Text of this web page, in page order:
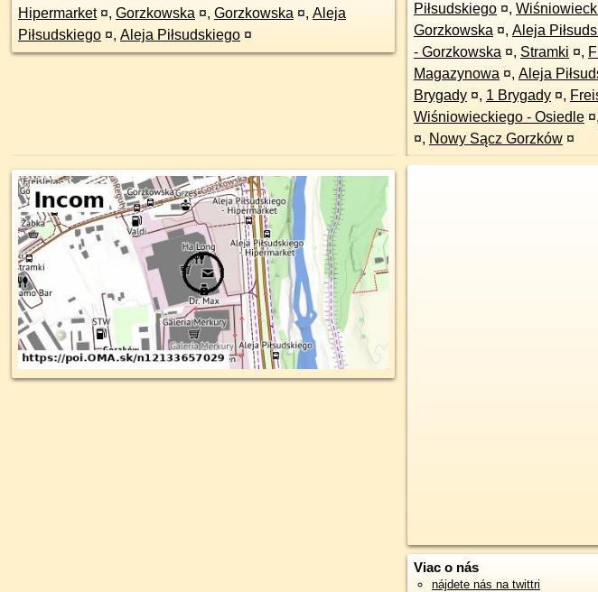
Hipermarket ¤, Gorzkowska ¤, Gorzkowska ¤, Aleja
Piłsudskiego ¤, Aleja Piłsudskiego ¤
Piłsudskiego ¤,
Gorzkowska ¤, Aleja
- Gorzkowska ¤, Stramki ¤,
Magazynowa ¤, Aleja
Brygady ¤, 1 Brygady ¤,
Wiśniowieckiego - Osiedle ¤,
¤, Nowy Sącz Gorzków ¤
Viac o nás
nájdete nás na twittri